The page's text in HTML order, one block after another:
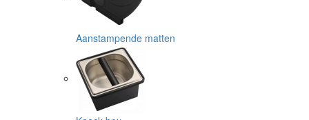
Aanstampende matten